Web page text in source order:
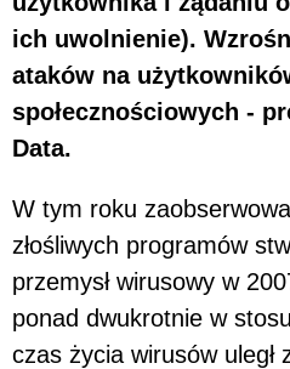
ich uwolnienie).
ataków na
społecznościowych -
Data.
W tym roku
złośliwych programów
przemysł wirusowy w
ponad dwukrotnie w
czas życia wirusów uległ